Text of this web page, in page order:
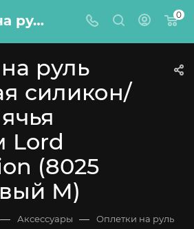
Оплетка на руль каркасная силикон/Кожа телячья Премиум Lord Autofashion (8025 Коричневый М) 0
руль
силикон/
Lord
(8025
М)
— Аксессуары — Оплетки на руль